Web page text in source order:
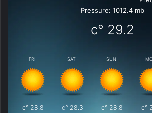
Pressure: 1012.4 mb
29.2
°c
FRI
28.8
°c
SAT
28.3
°c
SUN
28.8
°c °c